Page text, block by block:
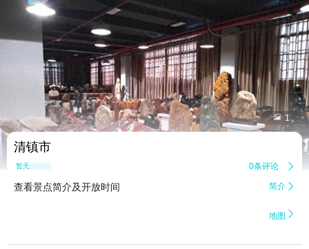
 1
清镇市
暂无点评 0条评论 
查看景点简介及开放时间 简介 
地图 